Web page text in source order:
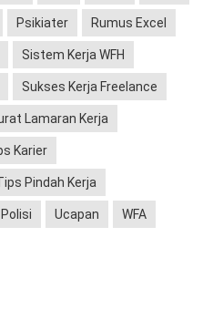
Psikiater Rumus Excel
Sistem Kerja WFH
Sukses Kerja Freelance
Lamaran Kerja
Karier
Pindah Kerja
Ucapan WFA